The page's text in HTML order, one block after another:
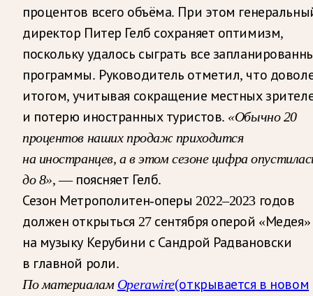
процентов всего объёма. При этом
директор Питер Гелб сохраняет оптимизм,
поскольку удалось сыграть все
программы. Руководитель отметил, что
итогом, учитывая сокращение местных
и потерю иностранных туристов. «Обычно 20
процентов наших продаж приходится
на иностранцев, а в этом сезоне цифра
до 8», — поясняет Гелб.
Сезон Метрополитен-оперы 2022–2023 годов
должен открыться 27 сентября оперой «Медея»
на музыку Керубини с Сандрой Радвановски
в главной роли.
По материалам Operawire(открывается в новом